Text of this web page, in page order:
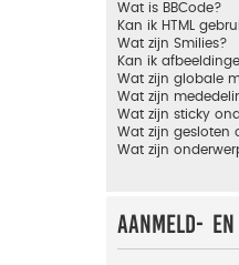
Wat is BBCode?
Kan ik HTML
Wat zijn Smilies?
Kan ik
Wat zijn globale
Wat zijn
Wat zijn sticky
Wat zijn gesloten
Wat zijn
Aanmeld-